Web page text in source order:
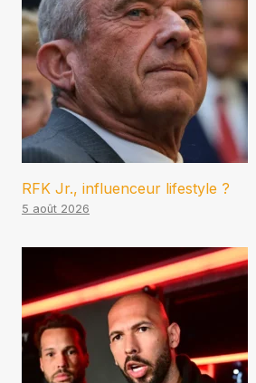
RFK Jr., influenceur lifestyle ?
5 août 2026